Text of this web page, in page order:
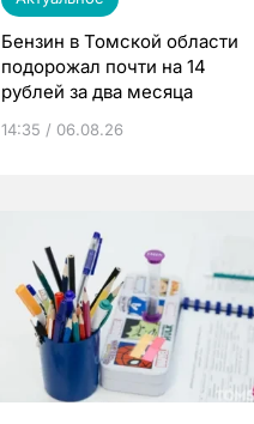
Бензин в Томской области
подорожал почти на 14
рублей за два месяца
14:35 / 06.08.26